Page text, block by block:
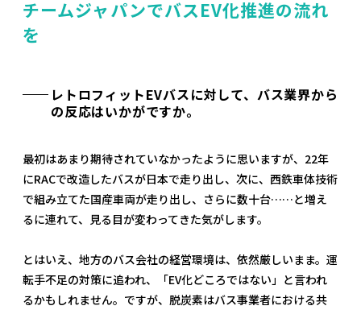
チームジャパンでバスEV化推進の流れ
を
レトロフィットEVバスに対して、バス業界から
の反応はいかがですか。
最初はあまり期待されていなかったように思いますが、22年
にRACで改造したバスが日本で走り出し、次に、西鉄車体技術
で組み立てた国産車両が走り出し、さらに数十台……と増え
るに連れて、見る目が変わってきた気がします。
とはいえ、地方のバス会社の経営環境は、依然厳しいまま。運
転手不足の対策に追われ、「EV化どころではない」と言われ
るかもしれません。ですが、脱炭素はバス事業者における共